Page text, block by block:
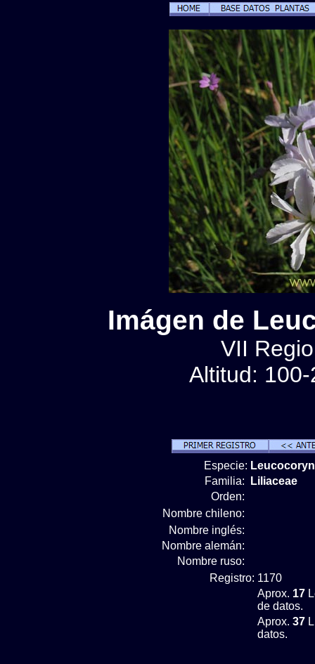
Imágen de
VII
Altitud:
Especie:
Familia:
Liliaceae
Orden:
Nombre chileno:
Nombre inglés:
Nombre alemán:
Nombre ruso:
Registro: 1170
Aprox. 17
de datos.
Aprox. 37
datos.